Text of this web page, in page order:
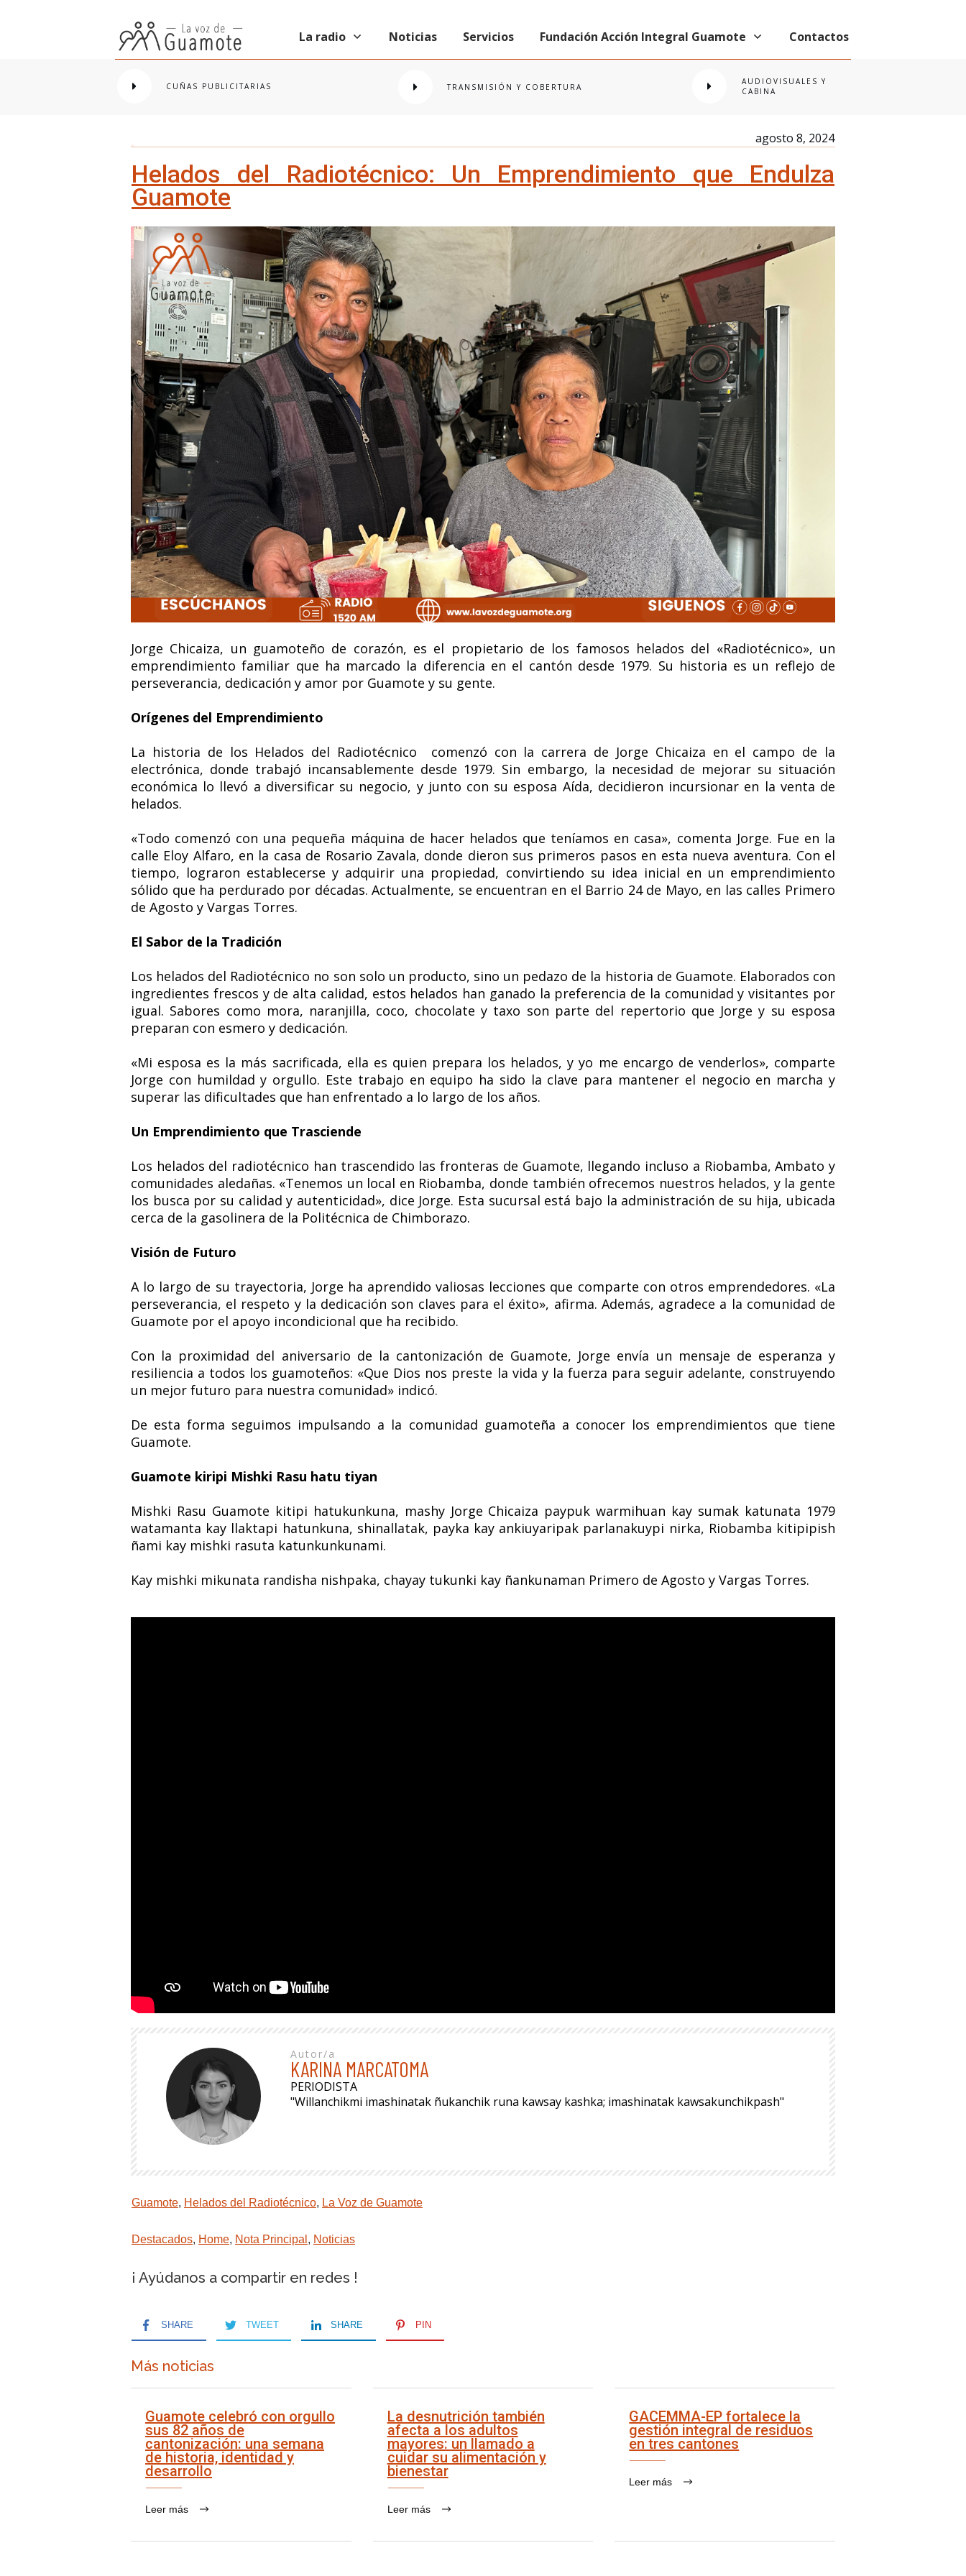
La radio Noticias Servicios Fundación Acción Integral Guamote Contactos
CUÑAS PUBLICITARIAS TRANSMISIÓN Y COBERTURA
AUDIOVISUALES Y
CABINA
agosto 8, 2024
Helados del Radiotécnico: Un Emprendimiento que Endulza
Guamote
Jorge Chicaiza, un guamoteño de corazón, es el propietario de los famosos helados del «Radiotécnico», un
emprendimiento familiar que ha marcado la diferencia en el cantón desde 1979. Su historia es un reflejo de
perseverancia, dedicación y amor por Guamote y su gente.
Orígenes del Emprendimiento
La historia de los Helados del Radiotécnico comenzó con la carrera de Jorge Chicaiza en el campo de la
electrónica, donde trabajó incansablemente desde 1979. Sin embargo, la necesidad de mejorar su situación
económica lo llevó a diversificar su negocio, y junto con su esposa Aída, decidieron incursionar en la venta de
helados.
«Todo comenzó con una pequeña máquina de hacer helados que teníamos en casa», comenta Jorge. Fue en la
calle Eloy Alfaro, en la casa de Rosario Zavala, donde dieron sus primeros pasos en esta nueva aventura. Con el
tiempo, lograron establecerse y adquirir una propiedad, convirtiendo su idea inicial en un emprendimiento
sólido que ha perdurado por décadas. Actualmente, se encuentran en el Barrio 24 de Mayo, en las calles Primero
de Agosto y Vargas Torres.
El Sabor de la Tradición
Los helados del Radiotécnico no son solo un producto, sino un pedazo de la historia de Guamote. Elaborados con
ingredientes frescos y de alta calidad, estos helados han ganado la preferencia de la comunidad y visitantes por
igual. Sabores como mora, naranjilla, coco, chocolate y taxo son parte del repertorio que Jorge y su esposa
preparan con esmero y dedicación.
«Mi esposa es la más sacrificada, ella es quien prepara los helados, y yo me encargo de venderlos», comparte
Jorge con humildad y orgullo. Este trabajo en equipo ha sido la clave para mantener el negocio en marcha y
superar las dificultades que han enfrentado a lo largo de los años.
Un Emprendimiento que Trasciende
Los helados del radiotécnico han trascendido las fronteras de Guamote, llegando incluso a Riobamba, Ambato y
comunidades aledañas. «Tenemos un local en Riobamba, donde también ofrecemos nuestros helados, y la gente
los busca por su calidad y autenticidad», dice Jorge. Esta sucursal está bajo la administración de su hija, ubicada
cerca de la gasolinera de la Politécnica de Chimborazo.
Visión de Futuro
A lo largo de su trayectoria, Jorge ha aprendido valiosas lecciones que comparte con otros emprendedores. «La
perseverancia, el respeto y la dedicación son claves para el éxito», afirma. Además, agradece a la comunidad de
Guamote por el apoyo incondicional que ha recibido.
Con la proximidad del aniversario de la cantonización de Guamote, Jorge envía un mensaje de esperanza y
resiliencia a todos los guamoteños: «Que Dios nos preste la vida y la fuerza para seguir adelante, construyendo
un mejor futuro para nuestra comunidad» indicó.
De esta forma seguimos impulsando a la comunidad guamoteña a conocer los emprendimientos que tiene
Guamote.
Guamote kiripi Mishki Rasu hatu tiyan
Mishki Rasu Guamote kitipi hatukunkuna, mashy Jorge Chicaiza paypuk warmihuan kay sumak katunata 1979
watamanta kay llaktapi hatunkuna, shinallatak, payka kay ankiuyaripak parlanakuypi nirka, Riobamba kitipipish
ñami kay mishki rasuta katunkunkunami.
Kay mishki mikunata randisha nishpaka, chayay tukunki kay ñankunaman Primero de Agosto y Vargas Torres.
Autor/a
KARINA MARCATOMA
PERIODISTA
"Willanchikmi imashinatak ñukanchik runa kawsay kashka; imashinatak kawsakunchikpash"
Guamote, Helados del Radiotécnico, La Voz de Guamote
Destacados, Home, Nota Principal , Noticias
¡ Ayúdanos a compartir en redes !
SHARE TWEET SHARE PIN
Más noticias
Guamote celebró con orgullo
sus 82 años de
cantonización: una semana
de historia, identidad y
desarrollo
Leer más
La desnutrición también
afecta a los adultos
mayores: un llamado a
cuidar su alimentación y
bienestar
Leer más
GACEMMA-EP fortalece la
gestión integral de residuos
en tres cantones
Leer más